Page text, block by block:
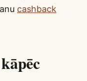
cashback